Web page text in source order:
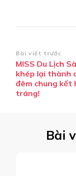
Điều
hướng
bài
viết
Bài viết trước
MISS Du Lịch
khép lại thành
đêm chung kết
tráng!
Bài